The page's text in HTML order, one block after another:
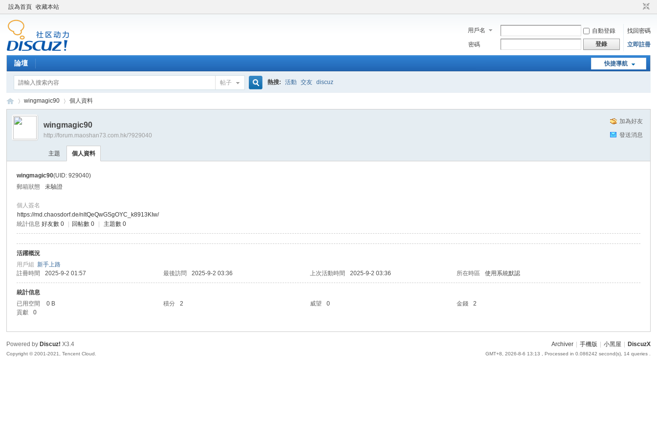
設為首頁 收藏本站
用戶名 自動登錄
找回密碼
密碼
登錄 立即註冊
快捷導航
論壇
帖子 熱搜: 活動 交友 discuz
›
wingmagic90 個人資料
加為好友
發送消息
wingmagic90
http://forum.maoshan73.com.hk/?929040
主題 個人資料
wingmagic90(UID: 929040)
郵箱狀態
未驗證
個人簽名
https://md.chaosdorf.de/nltQeQwGSgOYC_k8913KIw/
統計信息 好友數 0 回帖數 0 主題數 0
活躍概況
用戶組新手上路
註冊時間
2025-9-2 01:57 最後訪問 2025-9-2 03:36 上次活動時間 2025-9-2 03:36 所在時區 使用系統默認
統計信息
已用空間
0 B 積分 2 威望 0 金錢
2
貢獻
0
Archiver 手機版 小黑屋 DiscuzX
GMT+8, 2026-8-6 13:13 , Processed in 0.086242 second(s), 14 queries .
Powered by Discuz! X3.4
Copyright © 2001-2021, Tencent Cloud.